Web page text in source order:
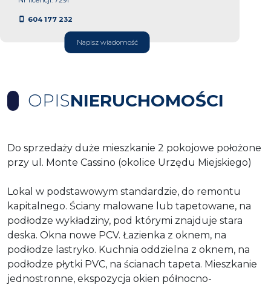
604 177 232
Napisz wiadomość
OPISNIERUCHOMOŚCI
Do sprzedaży duże mieszkanie 2 pokojowe położone
przy ul. Monte Cassino (okolice Urzędu Miejskiego)
Lokal w podstawowym standardzie, do remontu
kapitalnego. Ściany malowane lub tapetowane, na
podłodze wykładziny, pod którymi znajduje stara
deska. Okna nowe PCV. Łazienka z oknem, na
podłodze lastryko. Kuchnia oddzielna z oknem, na
podłodze płytki PVC, na ścianach tapeta. Mieszkanie
jednostronne, ekspozycja okien północno-